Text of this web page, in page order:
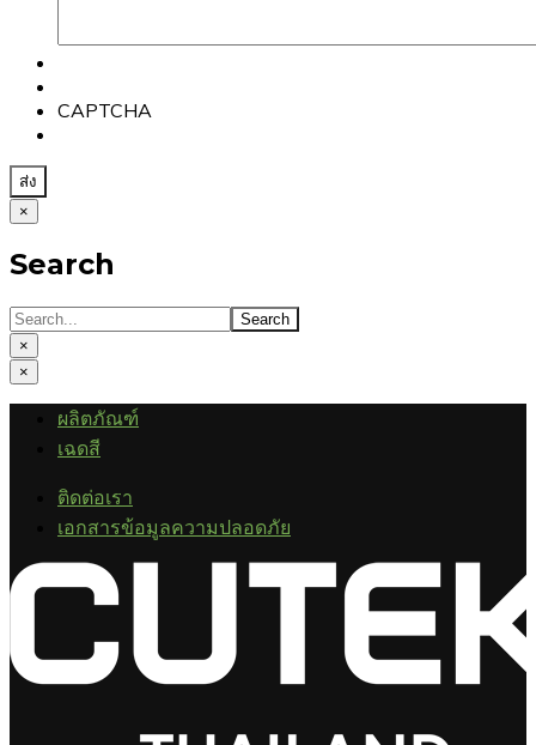
CAPTCHA
×
Search
×
×
ผลิตภัณฑ์
เฉดสี
ติดต่อเรา
เอกสารข้อมูลความปลอดภัย